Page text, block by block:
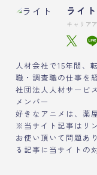
ライト
キャリア
人材会社で15年間、
職・調査職の仕事を経
社団法人人材サービ
メンバー
好きなアニメは、薬
※当サイト記事はリ
お使い頂いて問題あ
る記事に当サイトの